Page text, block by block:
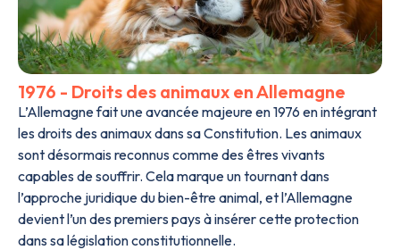
1976 - Droits des animaux en Allemagne
L’Allemagne fait une avancée majeure en 1976 en intégrant
les droits des animaux dans sa Constitution. Les animaux
sont désormais reconnus comme des êtres vivants
capables de souffrir. Cela marque un tournant dans
l’approche juridique du bien-être animal, et l’Allemagne
devient l’un des premiers pays à insérer cette protection
dans sa législation constitutionnelle.